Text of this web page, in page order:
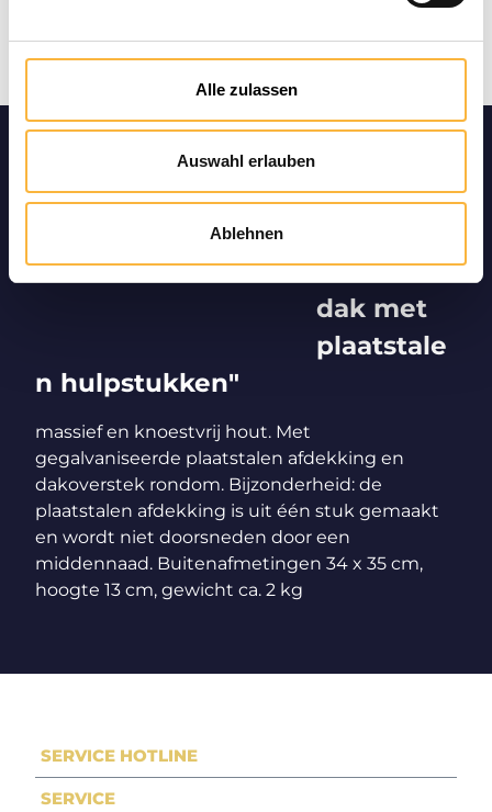
Alle zulassen
Auswahl erlauben
Ablehnen
formatie
schuin
dak met
plaatstale
n hulpstukken"
massief en knoestvrij hout. Met
gegalvaniseerde plaatstalen afdekking en
dakoverstek rondom. Bijzonderheid: de
plaatstalen afdekking is uit één stuk gemaakt
en wordt niet doorsneden door een
middennaad. Buitenafmetingen 34 x 35 cm,
hoogte 13 cm, gewicht ca. 2 kg
SERVICE HOTLINE
SERVICE